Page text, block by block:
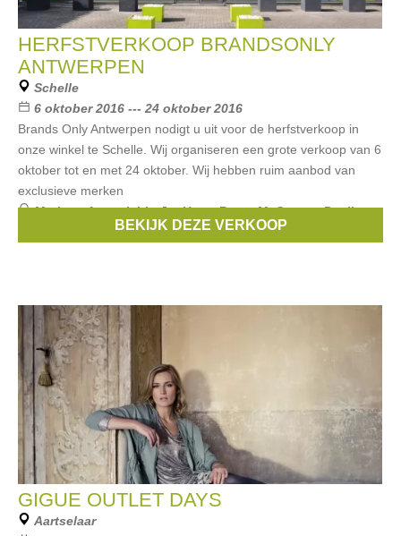
HERFSTVERKOOP BRANDSONLY
ANTWERPEN
Schelle
6 oktober 2016 --- 24 oktober 2016
Brands Only Antwerpen nodigt u uit voor de herfstverkoop in
onze winkel te Schelle. Wij organiseren een grote verkoop van 6
oktober tot en met 24 oktober. Wij hebben ruim aanbod van
exclusieve merken
Merken:Armani,Liu Jo,Hugo Boss,McGregor,Pauline
BEKIJK DEZE VERKOOP
GIGUE OUTLET DAYS
Aartselaar